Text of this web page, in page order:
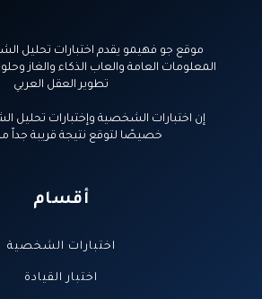
أقسام
اختبارات الشخصية
اختبار القيادة
موقع جو فهيمو يقدم اختبارات تحليل
المعلومات العامة والعاب الذكاء والغاز
تطوير العقل العربي
إن اختبارات الشخصية وإختبارات
خصيصًا لتوقع نتيجة قريبة جداً